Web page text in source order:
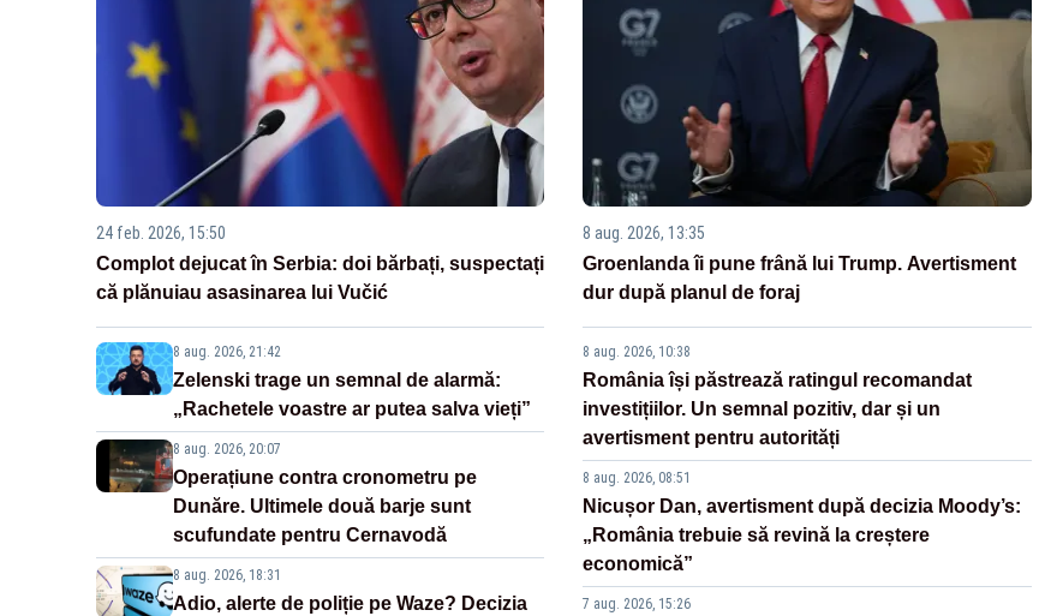
24 feb. 2026, 15:50
Complot dejucat în Serbia: doi bărbați, suspectați
că plănuiau asasinarea lui Vučić
8 aug. 2026, 21:42
Zelenski trage un semnal de alarmă:
„Rachetele voastre ar putea salva vieți”
8 aug. 2026, 20:07
Operațiune contra cronometru pe
Dunăre. Ultimele două barje sunt
scufundate pentru Cernavodă
8 aug. 2026, 18:31
Adio, alerte de poliție pe Waze? Decizia
8 aug. 2026, 13:35
Groenlanda îi pune frână lui Trump. Avertisment
dur după planul de foraj
8 aug. 2026, 10:38
România își păstrează ratingul recomandat
investițiilor. Un semnal pozitiv, dar și un
avertisment pentru autorități
8 aug. 2026, 08:51
Nicușor Dan, avertisment după decizia Moody’s:
„România trebuie să revină la creștere
economică”
7 aug. 2026, 15:26